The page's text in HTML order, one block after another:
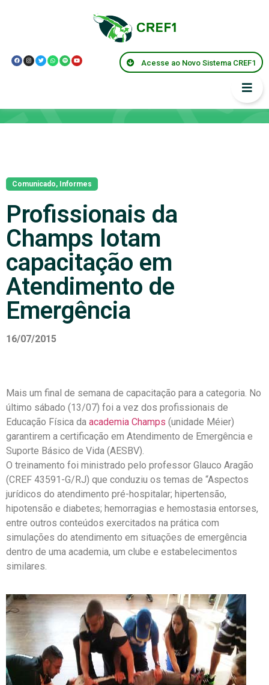
Acesse ao Novo Sistema CREF1
Comunicado, Informes
Profissionais da
Champs lotam
capacitação em
Atendimento de
Emergência
16/07/2015
Mais um final de semana de capacitação para a categoria. No
último sábado (13/07) foi a vez dos profissionais de
Educação Física da academia Champs (unidade Méier)
garantirem a certificação em Atendimento de Emergência e
Suporte Básico de Vida (AESBV).
O treinamento foi ministrado pelo professor Glauco Aragão
(CREF 43591-G/RJ) que conduziu os temas de “Aspectos
jurídicos do atendimento pré-hospitalar; hipertensão,
hipotensão e diabetes; hemorragias e hemostasia entorses,
entre outros conteúdos exercitados na prática com
simulações do atendimento em situações de emergência
dentro de uma academia, um clube e estabelecimentos
similares.